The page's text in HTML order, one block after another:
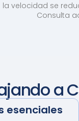
velocidad se
Consulta
a
esenciales